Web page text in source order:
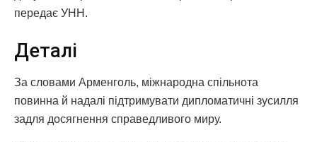
передає УНН.
Деталі
За словами Арменголь, міжнародна спільнота
повинна й надалі підтримувати дипломатичні зусилля
задля досягнення справедливого миру.